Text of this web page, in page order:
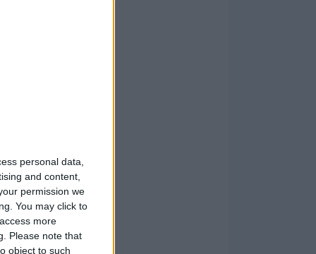
personal data,
and content,
permission we
You may click to
more
Please note that
object to such